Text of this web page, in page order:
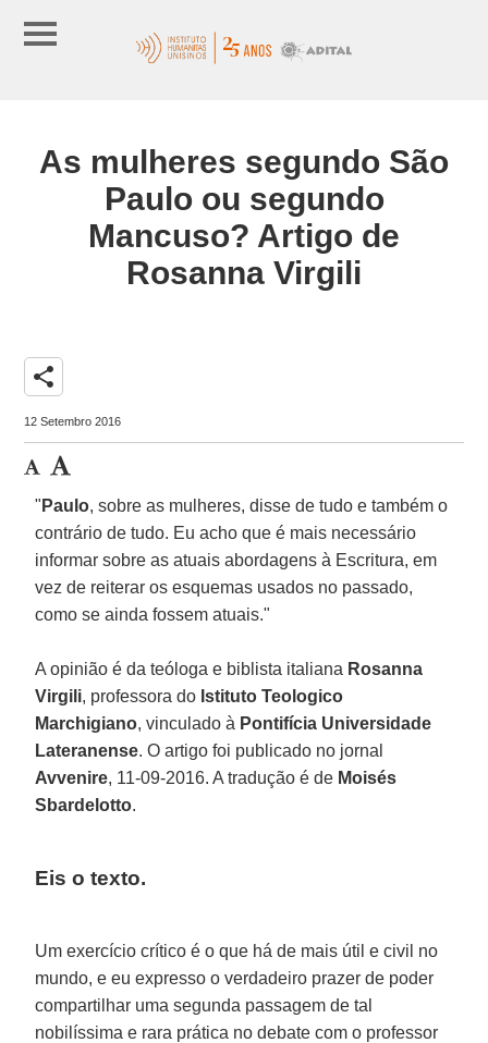
As mulheres segundo São
Paulo ou segundo
Mancuso? Artigo de
Rosanna Virgili
share
12 Setembro 2016
" Paulo, sobre as mulheres, disse de tudo e também o
contrário de tudo. Eu acho que é mais necessário
informar sobre as atuais abordagens à Escritura, em
vez de reiterar os esquemas usados no passado,
como se ainda fossem atuais."
A opinião é da teóloga e biblista italiana Rosanna
Virgili, professora do Istituto Teologico
Marchigiano, vinculado à Pontifícia Universidade
Lateranense. O artigo foi publicado no jornal
Avvenire, 11-09-2016. A tradução é de Moisés
Sbardelotto.
Eis o texto.
Um exercício crítico é o que há de mais útil e civil no
mundo, e eu expresso o verdadeiro prazer de poder
compartilhar uma segunda passagem de tal
nobilíssima e rara prática no debate com o professor